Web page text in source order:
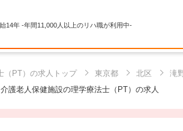
14年 -年間11,000人以上のリハ職が利用中-
（PT）の求人トップ 東京都 北区
滝
護老人保健施設の理学療法士（PT）の求人